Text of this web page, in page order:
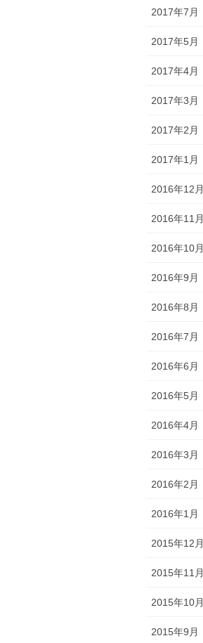
2017年7月
2017年5月
2017年4月
2017年3月
2017年2月
2017年1月
2016年12月
2016年11月
2016年10月
2016年9月
2016年8月
2016年7月
2016年6月
2016年5月
2016年4月
2016年3月
2016年2月
2016年1月
2015年12月
2015年11月
2015年10月
2015年9月